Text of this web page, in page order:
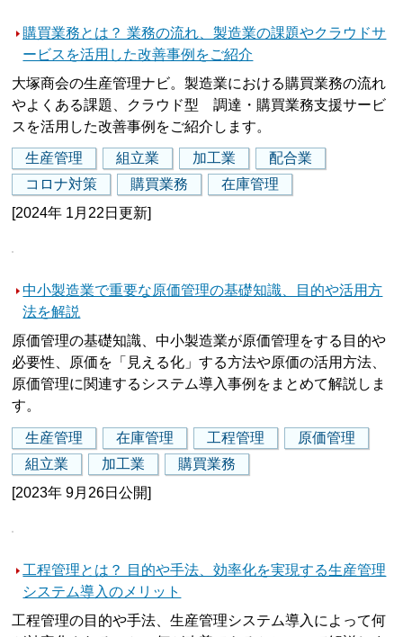
購買業務とは？ 業務の流れ、製造業の課題やクラウドサ
ービスを活用した改善事例をご紹介
大塚商会の生産管理ナビ。製造業における購買業務の流れ
やよくある課題、クラウド型 調達・購買業務支援サービ
スを活用した改善事例をご紹介します。
生産管理 組立業 加工業
配合業
コロナ対策
購買業務
在庫管理
[2024年 1月22日更新]
中小製造業で重要な原価管理の基礎知識、目的や活用方
法を解説
原価管理の基礎知識、中小製造業が原価管理をする目的や
必要性、原価を「見える化」する方法や原価の活用方法、
原価管理に関連するシステム導入事例をまとめて解説しま
す。
生産管理 在庫管理 工程管理
原価管理
組立業
加工業
購買業務
[2023年 9月26日公開]
工程管理とは？ 目的や手法、効率化を実現する生産管理
システム導入のメリット
工程管理の目的や手法、生産管理システム導入によって何